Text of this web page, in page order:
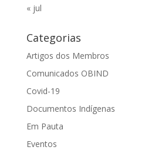
« jul
Categorias
Artigos dos Membros
Comunicados OBIND
Covid-19
Documentos Indígenas
Em Pauta
Eventos